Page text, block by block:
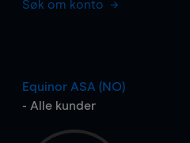
Søk om konto
Equinor ASA (NO)
- Alle kunder